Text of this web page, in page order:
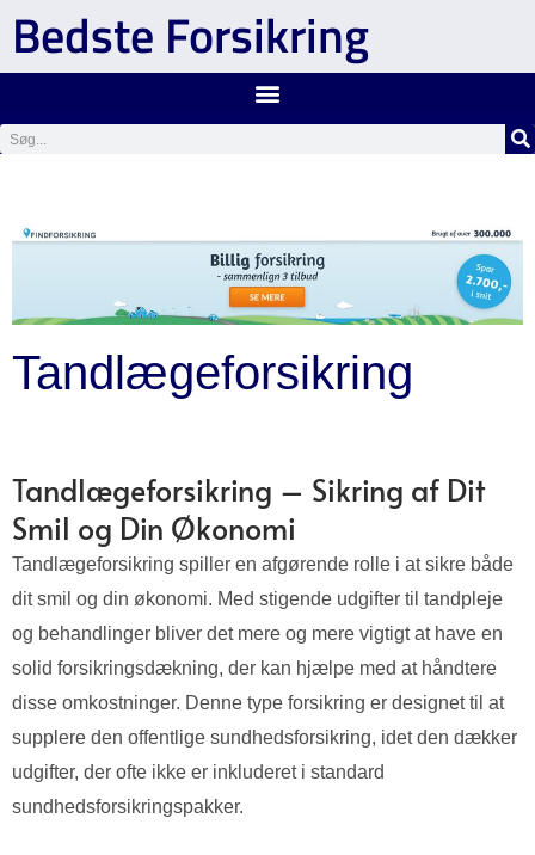
Bedste Forsikring
Tandlægeforsikring
Tandlægeforsikring – Sikring af Dit
Smil og Din Økonomi
Tandlægeforsikring spiller en afgørende rolle i at sikre både
dit smil og din økonomi. Med stigende udgifter til tandpleje
og behandlinger bliver det mere og mere vigtigt at have en
solid forsikringsdækning, der kan hjælpe med at håndtere
disse omkostninger. Denne type forsikring er designet til at
supplere den offentlige sundhedsforsikring, idet den dækker
udgifter, der ofte ikke er inkluderet i standard
sundhedsforsikringspakker.